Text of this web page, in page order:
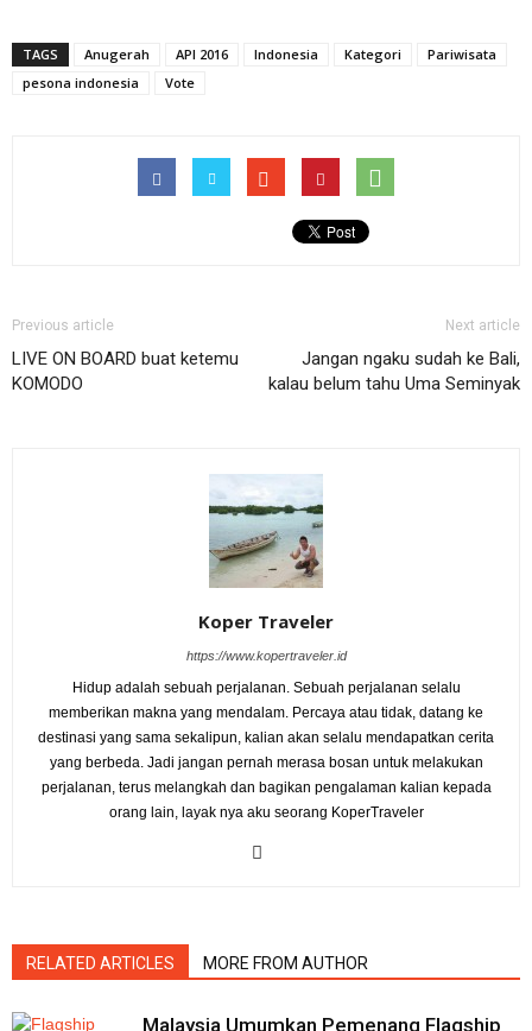
TAGS Anugerah API 2016 Indonesia Kategori
Pariwisata
pesona indonesia
Vote
Previous article
LIVE ON BOARD buat ketemu
KOMODO
Next article
Jangan ngaku sudah ke Bali,
kalau belum tahu Uma Seminyak
Koper Traveler
https://www.kopertraveler.id
Hidup adalah sebuah perjalanan. Sebuah perjalanan selalu
memberikan makna yang mendalam. Percaya atau tidak, datang ke
destinasi yang sama sekalipun, kalian akan selalu mendapatkan cerita
yang berbeda. Jadi jangan pernah merasa bosan untuk melakukan
perjalanan, terus melangkah dan bagikan pengalaman kalian kepada
orang lain, layak nya aku seorang KoperTraveler
RELATED ARTICLES MORE FROM AUTHOR
Malaysia Umumkan Pemenang Flagship